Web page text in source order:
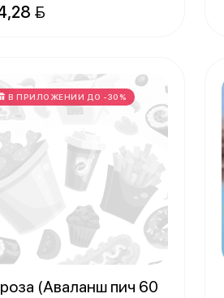

В ПРИЛОЖЕНИИ ДО -30%
(Аваланш пич 60